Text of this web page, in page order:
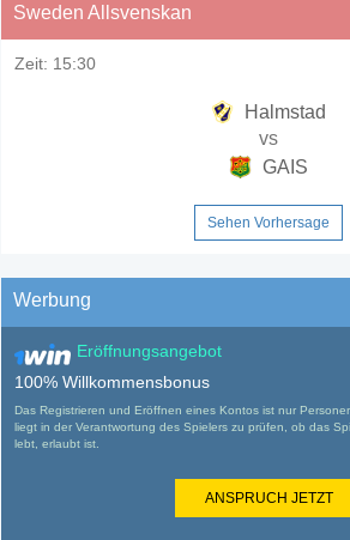
Sweden Allsvenskan
Zeit: 15:30
Halmstad
vs
GAIS
Sehen Vorhersage
Werbung
Eröffnungsangebot
100% Willkommensbonus
Das Registrieren und Eröffnen eines Kontos ist nur
liegt in der Verantwortung des Spielers zu prüfen, ob das
lebt, erlaubt ist.
ANSPRUCH JETZT